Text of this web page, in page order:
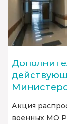
Акция
военных МО